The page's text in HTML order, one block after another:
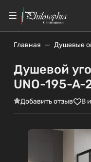
Главная Душевые
Душевой
UNO-195-A-
Добавить отзыв В